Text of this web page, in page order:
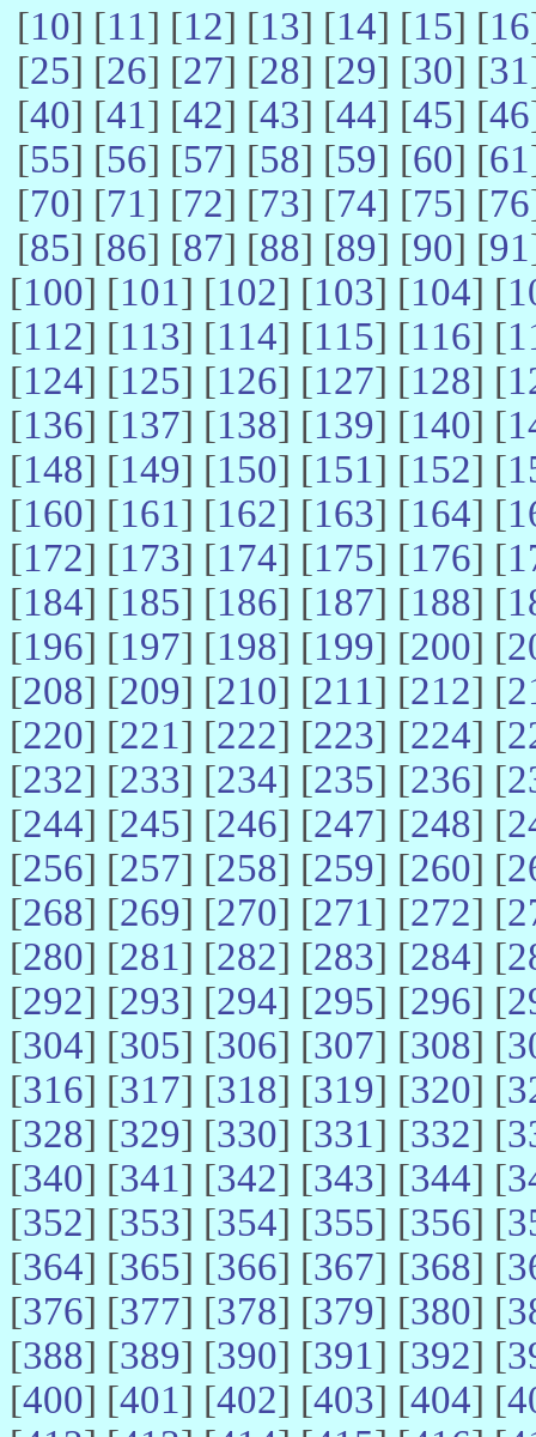
[10] [11] [12] [13] [14] [15] [16
[25] [26] [27] [28] [29] [30] [31
[40] [41] [42] [43] [44] [45] [46
[55] [56] [57] [58] [59] [60] [61
[70] [71] [72] [73] [74] [75] [76
[85] [86] [87] [88] [89] [90] [91
[100] [101] [102] [103] [104] [
[112] [113] [114] [115] [116] [
[124] [125] [126] [127] [128] [
[136] [137] [138] [139] [140] [
[148] [149] [150] [151] [152] [
[160] [161] [162] [163] [164] [
[172] [173] [174] [175] [176] [
[184] [185] [186] [187] [188] [
[196] [197] [198] [199] [200] [
[208] [209] [210] [211] [212] [
[220] [221] [222] [223] [224] [
[232] [233] [234] [235] [236] [
[244] [245] [246] [247] [248] [
[256] [257] [258] [259] [260] [
[268] [269] [270] [271] [272] [
[280] [281] [282] [283] [284] [
[292] [293] [294] [295] [296] [
[304] [305] [306] [307] [308] [
[316] [317] [318] [319] [320] [
[328] [329] [330] [331] [332] [
[340] [341] [342] [343] [344] [
[352] [353] [354] [355] [356] [
[364] [365] [366] [367] [368] [
[376] [377] [378] [379] [380] [
[388] [389] [390] [391] [392] [
[400] [401] [402] [403] [404] [